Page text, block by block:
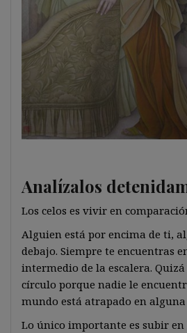
Analízalos
Los celos es vivir en
Alguien está por encima de ti,
debajo. Siempre te encuentras
intermedio de la escalera.
círculo porque nadie le
mundo está atrapado en
Lo único importante es subir en